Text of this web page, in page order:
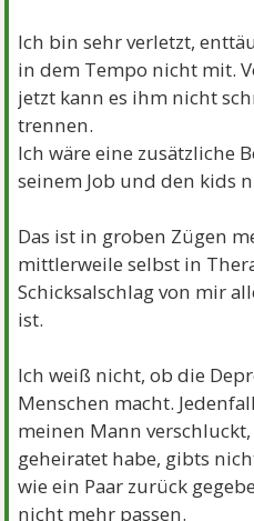
Ich bin sehr verletzt,
in dem Tempo nicht mit.
jetzt kann es ihm nicht
trennen.
Ich wäre eine zusätzliche
seinem Job und den kids
Das ist in groben Zügen
mittlerweile selbst in
Schicksalschlag von mir
ist.
Ich weiß nicht, ob die
Menschen macht.
meinen Mann
geheiratet habe, gibts
wie ein Paar zurück
nicht mehr passen.